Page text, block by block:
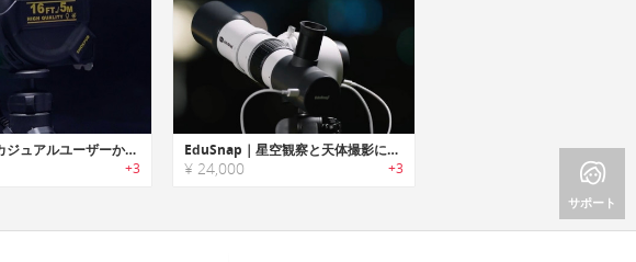
TapeMax｜カジュアルユーザーからプロフェッショナルまで、誰でも使える4-in-1測定機
+3
EduSnap｜星空観察と天体撮影に使える2-in-1スマート望遠鏡
¥ 24,000 +3
サポート